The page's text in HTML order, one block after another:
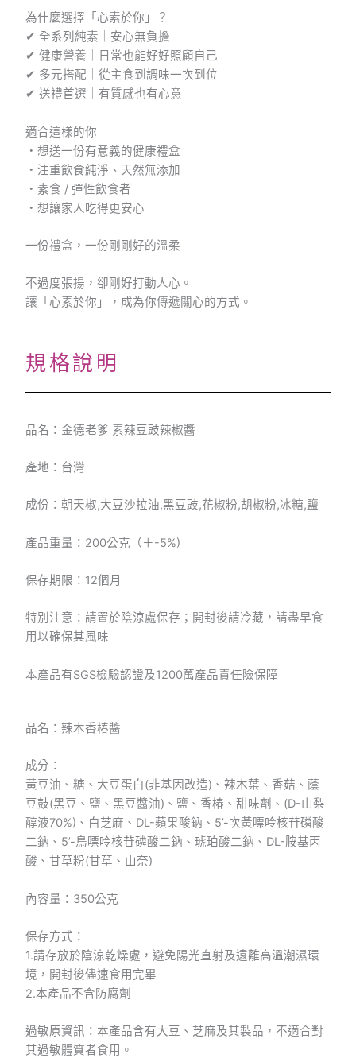
為什麼選擇「心素於你」？
✔ 全系列純素｜安心無負擔
✔ 健康營養｜日常也能好好照顧自己
✔ 多元搭配｜從主食到調味一次到位
✔ 送禮首選｜有質感也有心意
適合這樣的你
・想送一份有意義的健康禮盒
・注重飲食純淨、天然無添加
・素食 / 彈性飲食者
・想讓家人吃得更安心
一份禮盒，一份剛剛好的溫柔
不過度張揚，卻剛好打動人心。
讓「心素於你」，成為你傳遞關心的方式。
規格說明
品名：金德老爹 素辣豆豉辣椒醬
產地：台灣
成份：朝天椒,大豆沙拉油,黑豆豉,花椒粉,胡椒粉,冰糖,鹽
產品重量：200公克（＋-5%)
保存期限：12個月
特別注意：請置於陰涼處保存；開封後請冷藏，請盡早食
用以確保其風味
本產品有SGS檢驗認證及1200萬產品責任險保障
品名：辣木香椿醬
成分：
黃豆油、糖、大豆蛋白(非基因改造)、辣木葉、香菇、蔭
豆鼓(黑豆、鹽、黑豆醬油)、鹽、香椿、甜味劑、(D-山梨
醇液70%)、白芝麻、DL-蘋果酸鈉、5’-次黃嘌呤核苷磷酸
二鈉、5’-鳥嘌呤核苷磷酸二鈉、琥珀酸二鈉、DL-胺基丙
酸、甘草粉(甘草、山奈)
內容量：350公克
保存方式：
1.請存放於陰涼乾燥處，避免陽光直射及遠離高溫潮濕環
境，開封後儘速食用完畢
2.本產品不含防腐劑
過敏原資訊：本產品含有大豆、芝麻及其製品，不適合對
其過敏體質者食用。